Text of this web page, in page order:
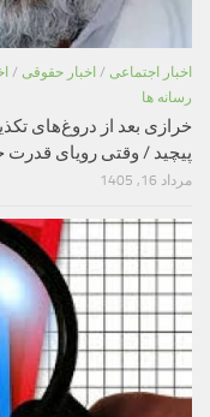
اخبار اجتماعی / اخبار حقوقی /
رسانه ها
خرازی بعد از دروغ‌های
پیچید / وقتی رویای قدرت
مرداد 16, 1405